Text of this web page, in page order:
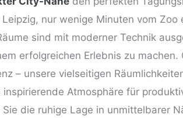
nur wenige Minuten vom Zoo
sind mit moderner Technik
erfolgreichen Erlebnis zu machen.
– unsere vielseitigen
Atmosphäre für
die ruhige Lage in unmittelbarer